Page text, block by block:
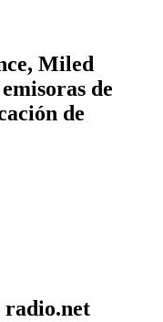
Miled
de
de
radio.net